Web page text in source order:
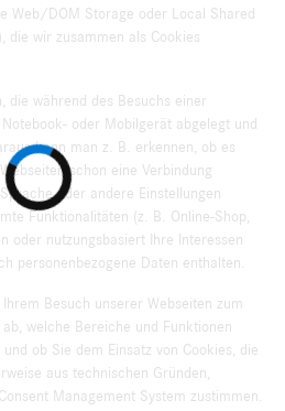
Web/DOM Storage oder Local Shared
die wir zusammen als Cookies
die während des Besuchs einer
oder Mobilgerät abgelegt und
kann man z. B. erkennen, ob es
schon eine Verbindung
oder andere Einstellungen
Funktionalitäten (z. B. Online-Shop,
oder nutzungsbasiert Ihre Interessen
personenbezogene Daten enthalten.
Besuch unserer Webseiten zum
welche Bereiche und Funktionen
ob Sie dem Einsatz von Cookies, die
aus technischen Gründen,
Management System zustimmen.